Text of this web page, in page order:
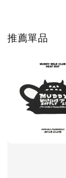
推薦單品